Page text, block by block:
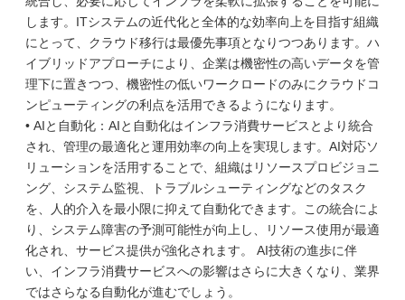
します。ITシステムの近代化と全体的な効率向上を目指す組織
にとって、クラウド移行は最優先事項となりつつあります。ハ
イブリッドアプローチにより、企業は機密性の高いデータを管
理下に置きつつ、機密性の低いワークロードのみにクラウドコ
ンピューティングの利点を活用できるようになります。
• AIと自動化：AIと自動化はインフラ消費サービスとより統合
され、管理の最適化と運用効率の向上を実現します。AI対応ソ
リューションを活用することで、組織はリソースプロビジョニ
ング、システム監視、トラブルシューティングなどのタスク
を、人的介入を最小限に抑えて自動化できます。この統合によ
り、システム障害の予測可能性が向上し、リソース使用が最適
化され、サービス提供が強化されます。 AI技術の進歩に伴
い、インフラ消費サービスへの影響はさらに大きくなり、業界
ではさらなる自動化が進むでしょう。